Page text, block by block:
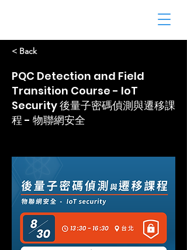
< Back
PQC Detection and Field
Transition Course - IoT
Security 後量子密碼偵測與遷移課
程 - 物聯網安全